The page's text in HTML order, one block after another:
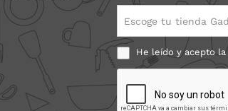
Escoge tu tienda Gadgets
He leído y acepto la